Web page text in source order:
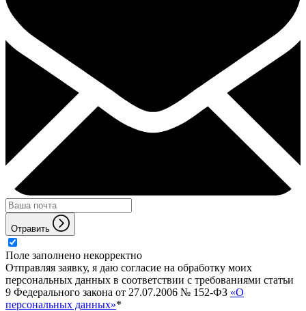
Отравить
Поле заполнено некорректно
Отправляя заявку, я даю согласие на обработку моих
персональных данных в соответствии с требованиями статьи
9 Федерального закона от 27.07.2006 № 152-ФЗ «О
персональных данных»*